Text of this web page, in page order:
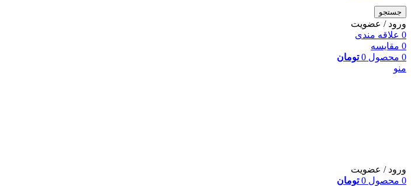
جستجو
ورود / عضویت
0 علاقه مندی
0 مقایسه
0 محصول 0 تومان
منو
ورود / عضویت
0 محصول 0 تومان